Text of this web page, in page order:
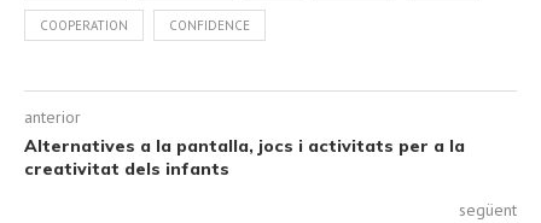
COOPERATION CONFIDENCE
anterior
Alternatives a la pantalla, jocs i activitats per a la
creativitat dels infants
següent